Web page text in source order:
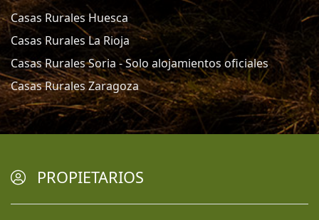
Casas Rurales Huesca
Casas Rurales La Rioja
Casas Rurales Soria - Solo alojamientos oficiales
Casas Rurales Zaragoza
PROPIETARIOS